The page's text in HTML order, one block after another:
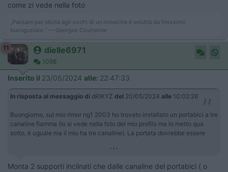
come zi vede nella foto
„Passare per idiota agli occhi di un imbecille è voluttà da finissimo
buongustaio.“ — Georges Courteline
11 dielle6971
1098
Inserito il 23/05/2024 alle: 22:47:33
In risposta al messaggio di dRIKYZ del 20/05/2024 alle 10:02:26
Buongiorno, sul mio rimor ng1 2003 ho trovato installato un portabici a tre
canaline fiamma (lo si vede nella foto del mio profilo ma lo metto qua
sotto, è uguale ma il mio ha tre canaline). La portata dovrebbe essere
...
Monta 2 supporti inclinati che dalle canaline del portabici ( o